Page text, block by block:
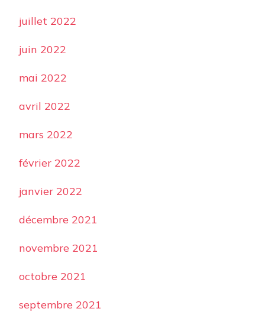
juillet 2022
juin 2022
mai 2022
avril 2022
mars 2022
février 2022
janvier 2022
décembre 2021
novembre 2021
octobre 2021
septembre 2021